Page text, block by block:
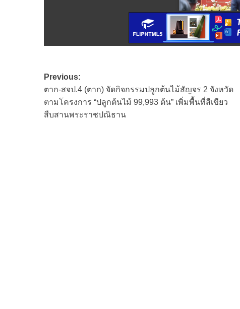
Post
navigation
Previous:
ตาก-สจป.4 (ตาก) จัดกิจกรรมปลูกต้นไม้สัญจร 2 จังหวัด
ตามโครงการ “ปลูกต้นไม้ 99,993 ต้น” เพิ่มพื้นที่สีเขียว
สืบสานพระราชปณิธาน